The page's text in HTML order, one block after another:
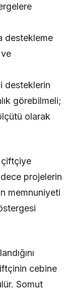
destekleme
desteklerin
görebilmeli;
olarak
çiftçiye
projelerin
memnuniyeti
cebine
Somut